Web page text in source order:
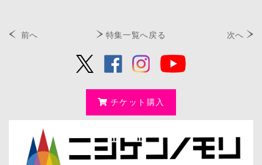
前へ 特集一覧へ戻る 次へ
チケット購入